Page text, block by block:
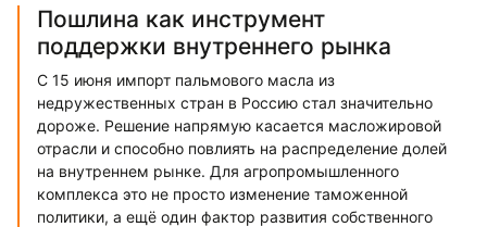
Пошлина как инструмент
поддержки внутреннего рынка
С 15 июня импорт пальмового масла из
недружественных стран в Россию стал значительно
дороже. Решение напрямую касается масложировой
отрасли и способно повлиять на распределение долей
на внутреннем рынке. Для агропромышленного
комплекса это не просто изменение таможенной
политики, а ещё один фактор развития собственного